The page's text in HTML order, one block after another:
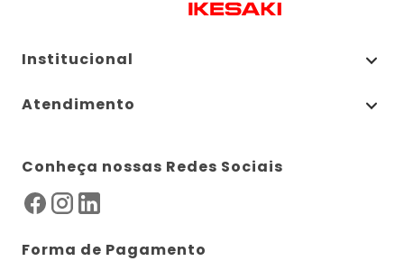
Institucional
Atendimento
Conheça nossas Redes Sociais
Forma de Pagamento